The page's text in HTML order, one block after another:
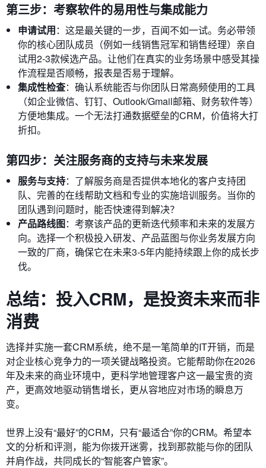
第三步：考察软件的易用性与集成能力
申请试用：这是最关键的一步，百闻不如一试。务必带领
你的核心团队成员（例如一线销售冠军和销售经理）亲自
试用2-3款候选产品。让他们在真实的业务场景中感受其操
作流程是否顺畅，报表是否易于理解。
集成性检查：确认系统能否与你团队日常高频使用的工具
（如企业微信、钉钉、Outlook/Gmail邮箱、财务软件等）
方便地集成。一个无法打通数据壁垒的CRM，价值将大打
折扣。
第四步：关注服务商的支持与未来发展
服务与支持：了解服务商是否提供本地化的客户支持团
队、完善的在线帮助文档和专业的实施培训服务。当你的
团队遇到问题时，能否快速得到解决？
产品路线图：考察该产品的更新迭代频率和未来的发展方
向。选择一个积极投入研发、产品蓝图与你业务发展方向
一致的厂商，确保它在未来3-5年内能持续跟上你的成长步
伐。
总结：投入CRM，是投资未来而非
消费
选择并实施一套CRM系统，绝不是一笔简单的IT开销，而是
对企业核心竞争力的一项关键战略投资。它能帮助你在2026
年及未来的商业环境中，更科学地管理客户这一最宝贵的资
产，更高效地驱动销售增长，更从容地应对市场的瞬息万
变。
世界上没有“最好”的CRM，只有“最适合”你的CRM。希望本
文的分析和评测，能为你拨开迷雾，找到那款能与你的团队
并肩作战，共同成长的“智能客户管家”。